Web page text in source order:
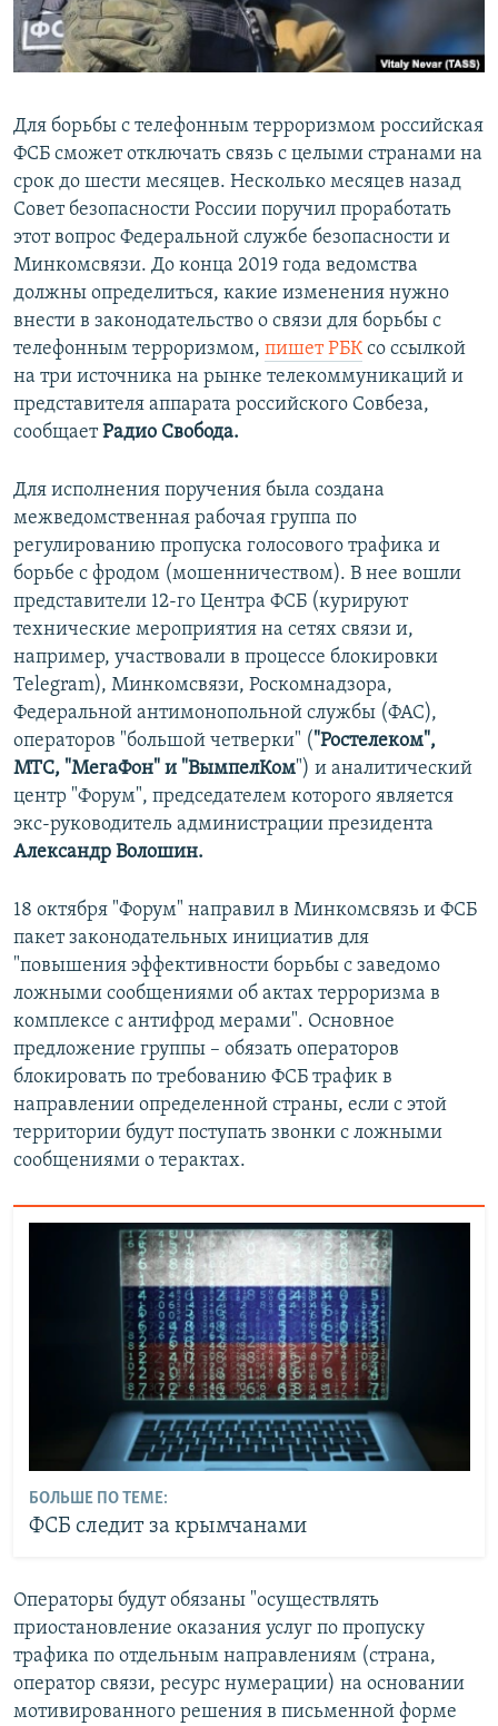
ПОБЕДИТЕЛЕЙ НЕ СУДЯТ?
КРЫМ.НЕПОКОРЕННЫЙ
УКРАИНСКАЯ ПРОБЛЕМА КРЫМА
ПРИСОЕДИНЯЙТЕСЬ!
Для борьбы с телефонным терроризмом российская
ФСБ сможет отключать связь с целыми странами на
срок до шести месяцев. Несколько месяцев назад
Совет безопасности России поручил проработать
этот вопрос Федеральной службе безопасности и
Минкомсвязи. До конца 2019 года ведомства
должны определиться, какие изменения нужно
внести в законодательство о связи для борьбы с
телефонным терроризмом, пишет РБКсо ссылкой
на три источника на рынке телекоммуникаций и
представителя аппарата российского Совбеза,
сообщаетРадио Свобода.
Для исполнения поручения была создана
межведомственная рабочая группа по
регулированию пропуска голосового трафика и
борьбе с фродом (мошенничеством). В нее вошли
представители 12-го Центра ФСБ (курируют
технические мероприятия на сетях связи и,
например, участвовали в процессе блокировки
Telegram), Минкомсвязи, Роскомнадзора,
Федеральной антимонопольной службы (ФАС),
операторов "большой четверки" ("Ростелеком",
МТС, "МегаФон" и "ВымпелКом") и аналитический
центр "Форум", председателем которого является
экс-руководитель администрации президента
Александр Волошин.
18 октября "Форум" направил в Минкомсвязь и ФСБ
пакет законодательных инициатив для
"повышения эффективности борьбы с заведомо
ложными сообщениями об актах терроризма в
комплексе с антифрод мерами". Основное
предложение группы – обязать операторов
блокировать по требованию ФСБ трафик в
направлении определенной страны, если с этой
территории будут поступать звонки с ложными
сообщениями о терактах.​
БОЛЬШЕ ПО ТЕМЕ:
ФСБ следит за крымчанами
Операторы будут обязаны "осуществлять
приостановление оказания услуг по пропуску
трафика по отдельным направлениям (страна,
оператор связи, ресурс нумерации) на основании
мотивированного решения в письменной форме